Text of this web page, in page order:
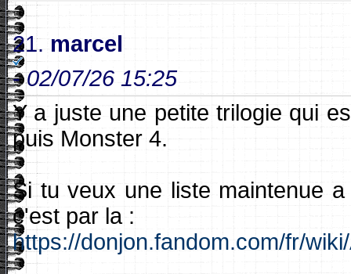
21. marcel
-02/07/26 15:25
Y a juste une petite trilogie qui
puis Monster 4.
Si tu veux une liste maintenue
c'est par la :
https://donjon.fandom.com/fr/